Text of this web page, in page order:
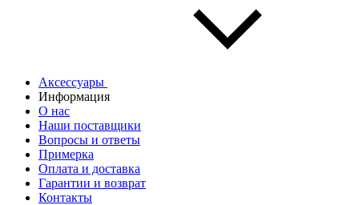
Аксессуары
Информация
О нас
Наши поставщики
Вопросы и ответы
Примерка
Оплата и доставка
Гарантии и возврат
Контакты